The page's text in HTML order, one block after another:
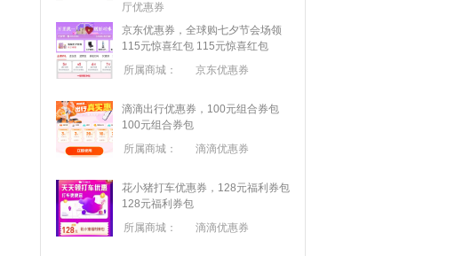
厅优惠券
京东优惠券，全球购七夕节会场领
115元惊喜红包 115元惊喜红包
所属商城：
京东优惠券
滴滴出行优惠券，100元组合券包
100元组合券包
所属商城：
滴滴优惠券
花小猪打车优惠券，128元福利券包
128元福利券包
所属商城：
滴滴优惠券